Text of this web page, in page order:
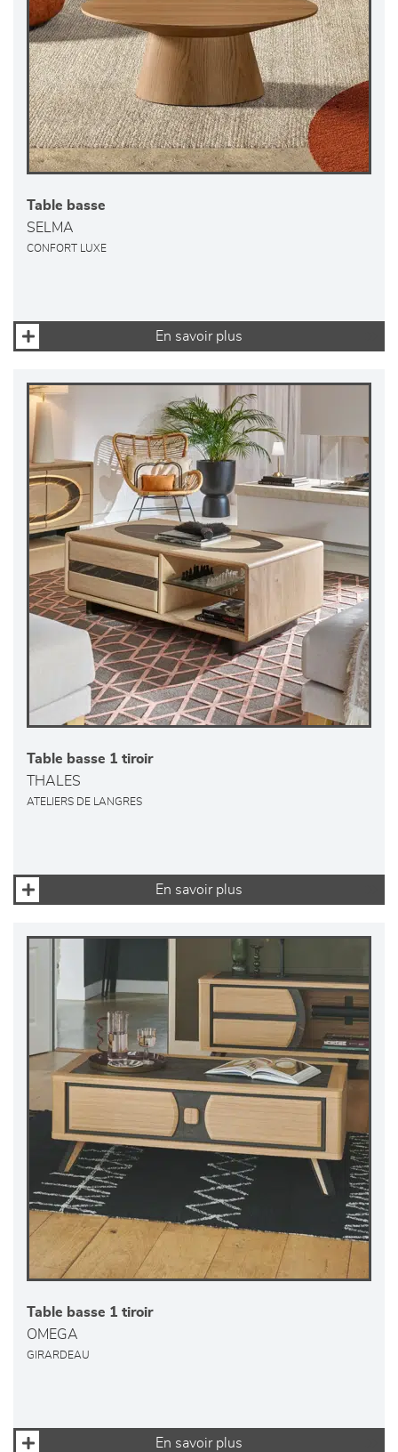
Table basse
SELMA
CONFORT LUXE
En savoir plus
Table basse 1 tiroir
THALES
ATELIERS DE LANGRES
En savoir plus
Table basse 1 tiroir
OMEGA
GIRARDEAU
En savoir plus